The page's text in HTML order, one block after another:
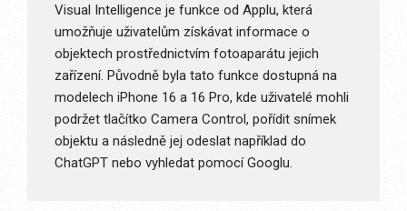
Visual Intelligence je funkce od Applu, která
umožňuje uživatelům získávat informace o
objektech prostřednictvím fotoaparátu jejich
zařízení. Původně byla tato funkce dostupná na
modelech iPhone 16 a 16 Pro, kde uživatelé mohli
podržet tlačítko Camera Control, pořídit snímek
objektu a následně jej odeslat například do
ChatGPT nebo vyhledat pomocí Googlu.